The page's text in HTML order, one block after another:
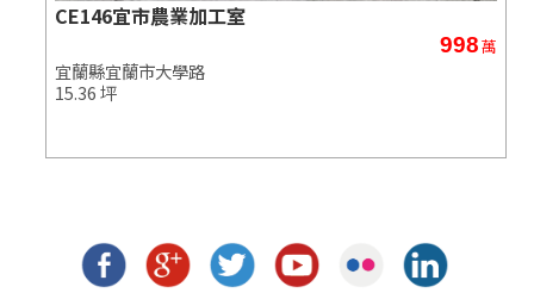
CE146宜市農業加工室
998萬
宜蘭縣宜蘭市大學路
15.36 坪